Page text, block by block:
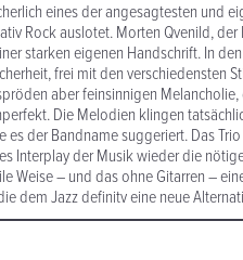
eines der angesagtesten und
Rock auslotet. Morten Qvenild,
starken eigenen Handschrift. In
frei mit den verschiedensten
aber feinsinnigen
Die Melodien klingen
es der Bandname suggeriert. Das
Interplay der Musik wieder die
Weise – und das ohne Gitarren –
dem Jazz definitv eine neue